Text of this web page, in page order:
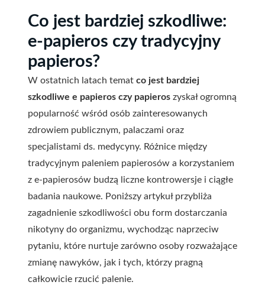
Co jest bardziej szkodliwe:
e-papieros czy tradycyjny
papieros?
W ostatnich latach temat co jest bardziej
szkodliwe e papieros czy papieros zyskał ogromną
popularność wśród osób zainteresowanych
zdrowiem publicznym, palaczami oraz
specjalistami ds. medycyny. Różnice między
tradycyjnym paleniem papierosów a korzystaniem
z e-papierosów budzą liczne kontrowersje i ciągłe
badania naukowe. Poniższy artykuł przybliża
zagadnienie szkodliwości obu form dostarczania
nikotyny do organizmu, wychodząc naprzeciw
pytaniu, które nurtuje zarówno osoby rozważające
zmianę nawyków, jak i tych, którzy pragną
całkowicie rzucić palenie.